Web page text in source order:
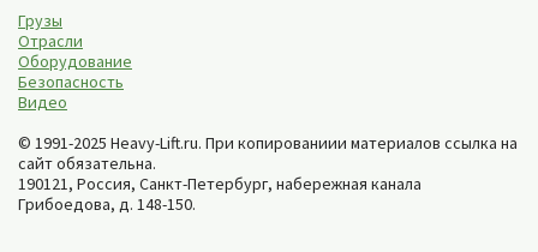
Грузы
Отрасли
Оборудование
Безопасность
Видео
© 1991-2025 Heavy-Lift.ru. При копированиии материалов ссылка на
сайт обязательна.
190121, Россия, Санкт-Петербург, набережная канала
Грибоедова, д. 148-150.